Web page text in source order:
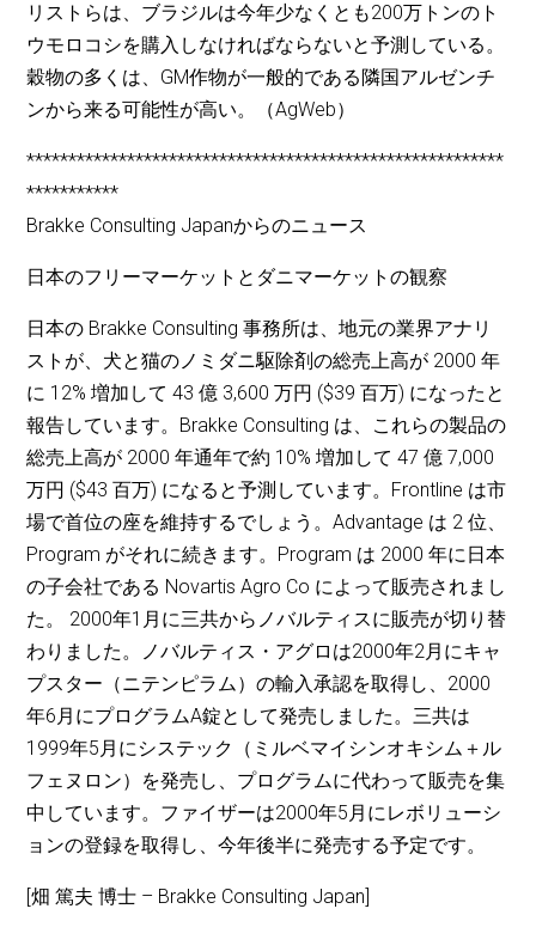
リストらは、ブラジルは今年少なくとも200万トンのト
ウモロコシを購入しなければならないと予測している。
穀物の多くは、GM作物が一般的である隣国アルゼンチ
ンから来る可能性が高い。（AgWeb）
*********************************************************
***********
Brakke Consulting Japanからのニュース
日本のフリーマーケットとダニマーケットの観察
日本の Brakke Consulting 事務所は、地元の業界アナリ
ストが、犬と猫のノミダニ駆除剤の総売上高が 2000 年
に 12% 増加して 43 億 3,600 万円 ($39 百万) になったと
報告しています。Brakke Consulting は、これらの製品の
総売上高が 2000 年通年で約 10% 増加して 47 億 7,000
万円 ($43 百万) になると予測しています。Frontline は市
場で首位の座を維持するでしょう。Advantage は 2 位、
Program がそれに続きます。Program は 2000 年に日本
の子会社である Novartis Agro Co によって販売されまし
た。 2000年1月に三共からノバルティスに販売が切り替
わりました。ノバルティス・アグロは2000年2月にキャ
プスター（ニテンピラム）の輸入承認を取得し、2000
年6月にプログラムA錠として発売しました。三共は
1999年5月にシステック（ミルベマイシンオキシム＋ル
フェヌロン）を発売し、プログラムに代わって販売を集
中しています。ファイザーは2000年5月にレボリューシ
ョンの登録を取得し、今年後半に発売する予定です。
[畑 篤夫 博士 – Brakke Consulting Japan]